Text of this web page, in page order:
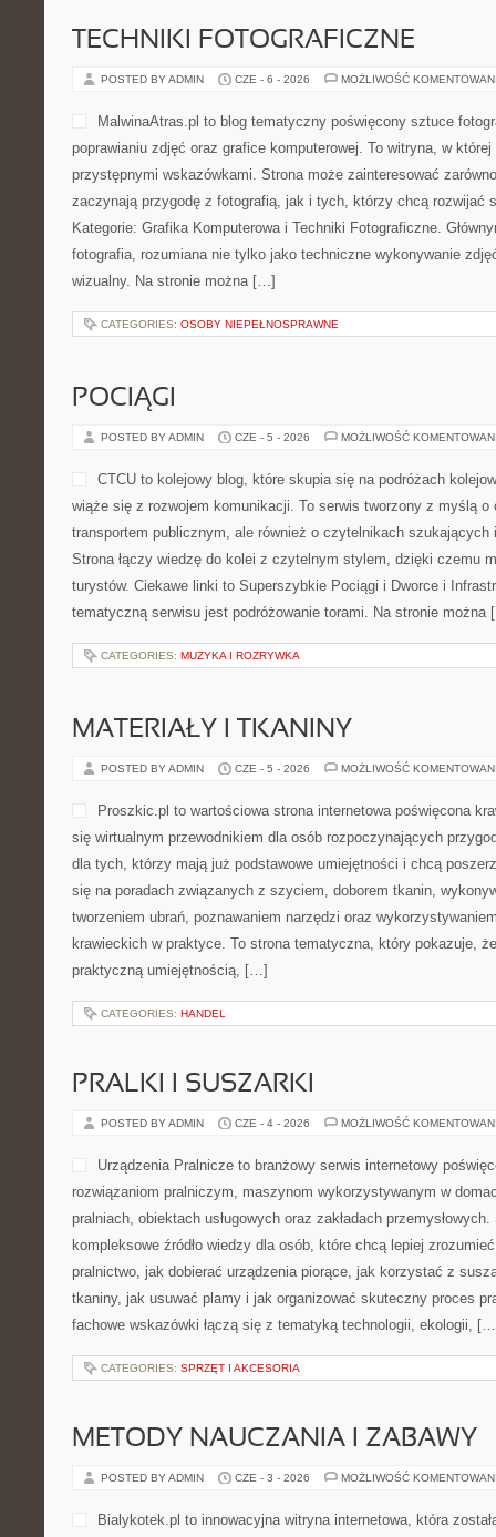
TECHNIKI FOTOGRAFICZNE
POSTED BY ADMIN CZE - 6 - 2026 MOŻLIWOŚĆ
MalwinaAtras.pl to blog tematyczny poświęcony sztuce
poprawianiu zdjęć oraz grafice komputerowej. To witryna, w
przystępnymi wskazówkami. Strona może zainteresować
zaczynają przygodę z fotografią, jak i tych, którzy chcą rozwijać
Kategorie: Grafika Komputerowa i Techniki Fotograficzne.
fotografia, rozumiana nie tylko jako techniczne wykonywanie
wizualny. Na stronie można […]
CATEGORIES: OSOBY NIEPEŁNOSPRAWNE
POCIĄGI
POSTED BY ADMIN CZE - 5 - 2026 MOŻLIWOŚĆ
CTCU to kolejowy blog, które skupia się na podróżach
wiąże się z rozwojem komunikacji. To serwis tworzony z myślą o
transportem publicznym, ale również o czytelnikach szukających
Strona łączy wiedzę do kolei z czytelnym stylem, dzięki czemu
turystów. Ciekawe linki to Superszybkie Pociągi i Dworce i
tematyczną serwisu jest podróżowanie torami. Na stronie można
CATEGORIES: MUZYKA I ROZRYWKA
MATERIAŁY I TKANINY
POSTED BY ADMIN CZE - 5 - 2026 MOŻLIWOŚĆ
Proszkic.pl to wartościowa strona internetowa poświęcona
się wirtualnym przewodnikiem dla osób rozpoczynających
dla tych, którzy mają już podstawowe umiejętności i chcą
się na poradach związanych z szyciem, doborem tkanin,
tworzeniem ubrań, poznawaniem narzędzi oraz
krawieckich w praktyce. To strona tematyczna, który pokazuje,
praktyczną umiejętnością, […]
CATEGORIES: HANDEL
PRALKI I SUSZARKI
POSTED BY ADMIN CZE - 4 - 2026 MOŻLIWOŚĆ
Urządzenia Pralnicze to branżowy serwis internetowy
rozwiązaniom pralniczym, maszynom wykorzystywanym w
pralniach, obiektach usługowych oraz zakładach
kompleksowe źródło wiedzy dla osób, które chcą lepiej
pralnictwo, jak dobierać urządzenia piorące, jak korzystać z
tkaniny, jak usuwać plamy i jak organizować skuteczny proces
fachowe wskazówki łączą się z tematyką technologii, ekologii,
CATEGORIES: SPRZĘT I AKCESORIA
METODY NAUCZANIA I ZABAWY
POSTED BY ADMIN CZE - 3 - 2026 MOŻLIWOŚĆ
Bialykotek.pl to innowacyjna witryna internetowa, która